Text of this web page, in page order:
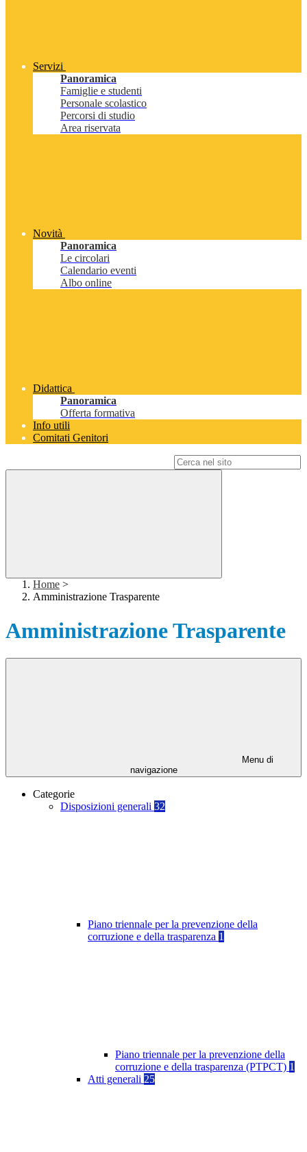
Servizi
Panoramica
Famiglie e studenti
Personale scolastico
Percorsi di studio
Area riservata
Novità
Panoramica
Le circolari
Calendario eventi
Albo online
Didattica
Panoramica
Offerta formativa
Info utili
Comitati Genitori
Home >
Amministrazione Trasparente
Amministrazione Trasparente
Menu di
navigazione
Categorie
Disposizioni generali 32
Piano triennale per la prevenzione della
corruzione e della trasparenza 1
Piano triennale per la prevenzione della
corruzione e della trasparenza (PTPCT) 1
Atti generali 25